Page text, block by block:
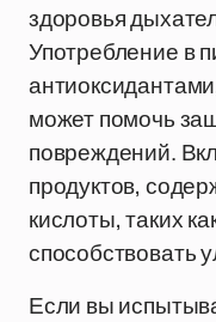
здоровья
Употребление в
может помочь
повреждений.
продуктов,
кислоты, таких
способствовать
Если вы